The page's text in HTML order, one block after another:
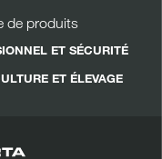
de produits
ET SÉCURITÉ
ET ÉLEVAGE